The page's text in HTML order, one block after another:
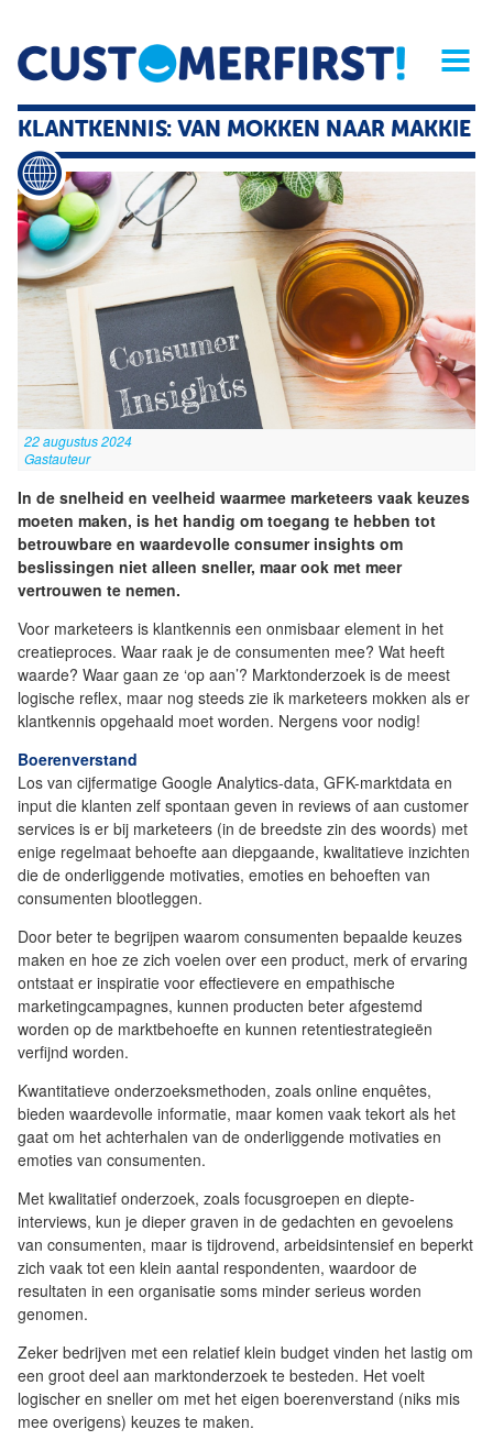
Home Opinie Archief
Magazine
Service
Buyers'Guide
KLANTKENNIS: VAN MOKKEN NAAR MAKKIE
22 augustus 2024
Gastauteur
In de snelheid en veelheid waarmee marketeers vaak keuzes
moeten maken, is het handig om toegang te hebben tot
betrouwbare en waardevolle consumer insights om
beslissingen niet alleen sneller, maar ook met meer
vertrouwen te nemen.
Voor marketeers is klantkennis een onmisbaar element in het
creatieproces. Waar raak je de consumenten mee? Wat heeft
waarde? Waar gaan ze ‘op aan’? Marktonderzoek is de meest
logische reflex, maar nog steeds zie ik marketeers mokken als er
klantkennis opgehaald moet worden. Nergens voor nodig!
Boerenverstand
Los van cijfermatige Google Analytics-data, GFK-marktdata en
input die klanten zelf spontaan geven in reviews of aan customer
services is er bij marketeers (in de breedste zin des woords) met
enige regelmaat behoefte aan diepgaande, kwalitatieve inzichten
die de onderliggende motivaties, emoties en behoeften van
consumenten blootleggen.
Door beter te begrijpen waarom consumenten bepaalde keuzes
maken en hoe ze zich voelen over een product, merk of ervaring
ontstaat er inspiratie voor effectievere en empathische
marketingcampagnes, kunnen producten beter afgestemd
worden op de marktbehoefte en kunnen retentiestrategieën
verfijnd worden.
Kwantitatieve onderzoeksmethoden, zoals online enquêtes,
bieden waardevolle informatie, maar komen vaak tekort als het
gaat om het achterhalen van de onderliggende motivaties en
emoties van consumenten.
Met kwalitatief onderzoek, zoals focusgroepen en diepte-
interviews, kun je dieper graven in de gedachten en gevoelens
van consumenten, maar is tijdrovend, arbeidsintensief en beperkt
zich vaak tot een klein aantal respondenten, waardoor de
resultaten in een organisatie soms minder serieus worden
genomen.
Zeker bedrijven met een relatief klein budget vinden het lastig om
een groot deel aan marktonderzoek te besteden. Het voelt
logischer en sneller om met het eigen boerenverstand (niks mis
mee overigens) keuzes te maken.